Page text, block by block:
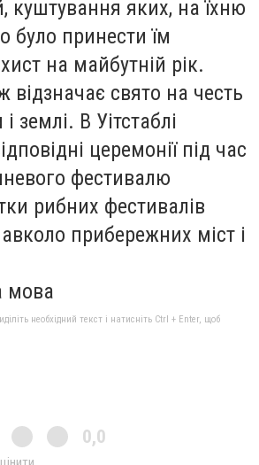
куштування яких, на їхню
було принести їм
на майбутній рік.
відзначає свято на честь
землі. В Уітстаблі
церемонії під час
фестивалю
рибних фестивалів
прибережних міст і
мова
необхідний текст і натисніть Ctrl + Enter, щоб
0,0